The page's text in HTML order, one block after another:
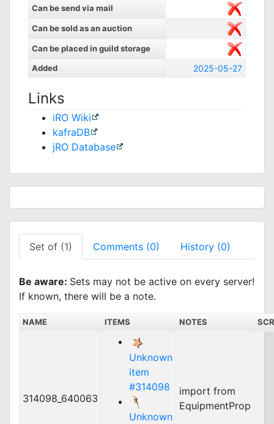
Can be send via mail
Can be sold as an auction
Can be placed in guild storage
Added
2025-05-27
Links
iRO Wiki
kafraDB
jRO Database
Set of (1) Comments (0) History (0)
Be aware: Sets may not be active on every server!
If known, there will be a note.
NAME ITEMS NOTES
314098_640063
Unknown
item
#314098
Unknown
import from
EquipmentProp